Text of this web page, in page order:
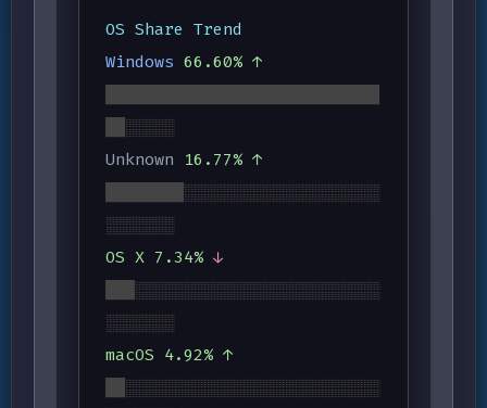
OS Share Trend
Windows 66.60% ↑
██░░░░░
Unknown 16.77% ↑
████████░░░░░░░░░░░░░░░░░░░░
░░░░░░░
OS X 7.34% ↓
███░░░░░░░░░░░░░░░░░░░░░░░░░
░░░░░░░
macOS 4.92% ↑
██░░░░░░░░░░░░░░░░░░░░░░░░░░